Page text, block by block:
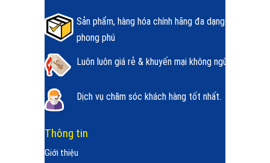
Sản phẩm, hàng hóa chính hãng đa dạng
phong phú
Luôn luôn giá rẻ & khuyến mại không ngừng.
Dịch vụ chăm sóc khách hàng tốt nhất.
Thông tin
Giới thiệu